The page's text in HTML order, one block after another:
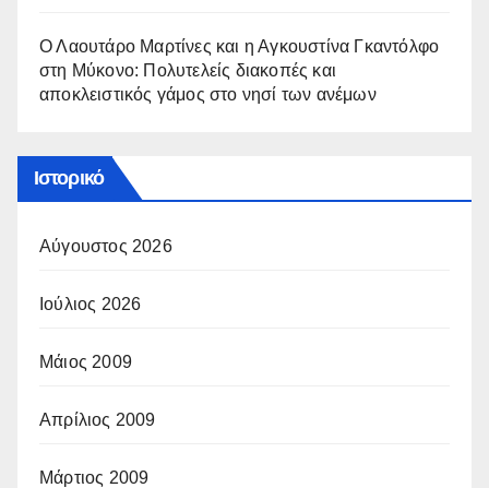
Ο Λαουτάρο Μαρτίνες και η Αγκουστίνα Γκαντόλφο
στη Μύκονο: Πολυτελείς διακοπές και
αποκλειστικός γάμος στο νησί των ανέμων
Ιστορικό
Αύγουστος 2026
Ιούλιος 2026
Μάιος 2009
Απρίλιος 2009
Μάρτιος 2009